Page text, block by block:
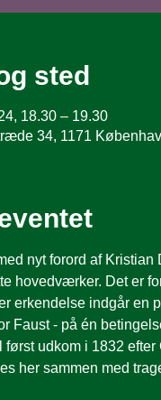
sted
18.30 – 19.30
34, 1171
nyt forord af Kristian
hovedværker. Det er
erkendelse indgår en
Faust - på én
udkom i 1832
her sammen med